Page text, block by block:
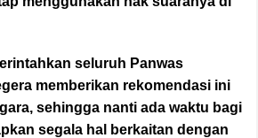
seluruh Panwas
memberikan rekomendasi ini
sehingga nanti ada waktu bagi
segala hal berkaitan dengan